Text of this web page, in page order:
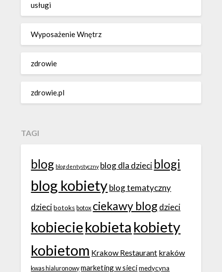
usługi
Wyposażenie Wnętrz
zdrowie
zdrowie.pl
TAGI
blog blog dentystyczny blog dla dzieci blogi
blog kobietyblog tematyczny
dzieci botoks botox ciekawy blog dzieci
kobieciekobieta kobiety
kobietom Krakow Restaurant kraków
kwas hialuronowy marketing w sieci medycyna